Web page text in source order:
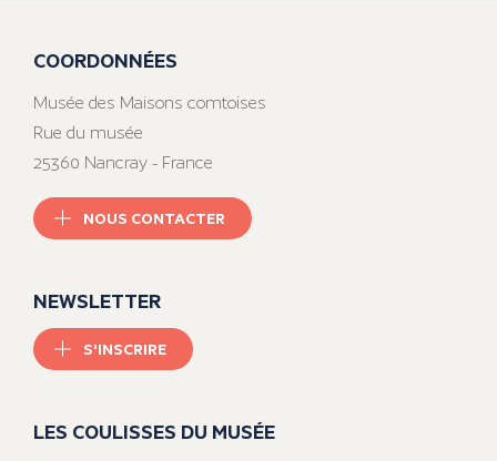
COORDONNÉES
Musée des Maisons comtoises
Rue du musée
25360 Nancray - France
NOUS CONTACTER
NEWSLETTER
S'INSCRIRE
LES COULISSES DU MUSÉE